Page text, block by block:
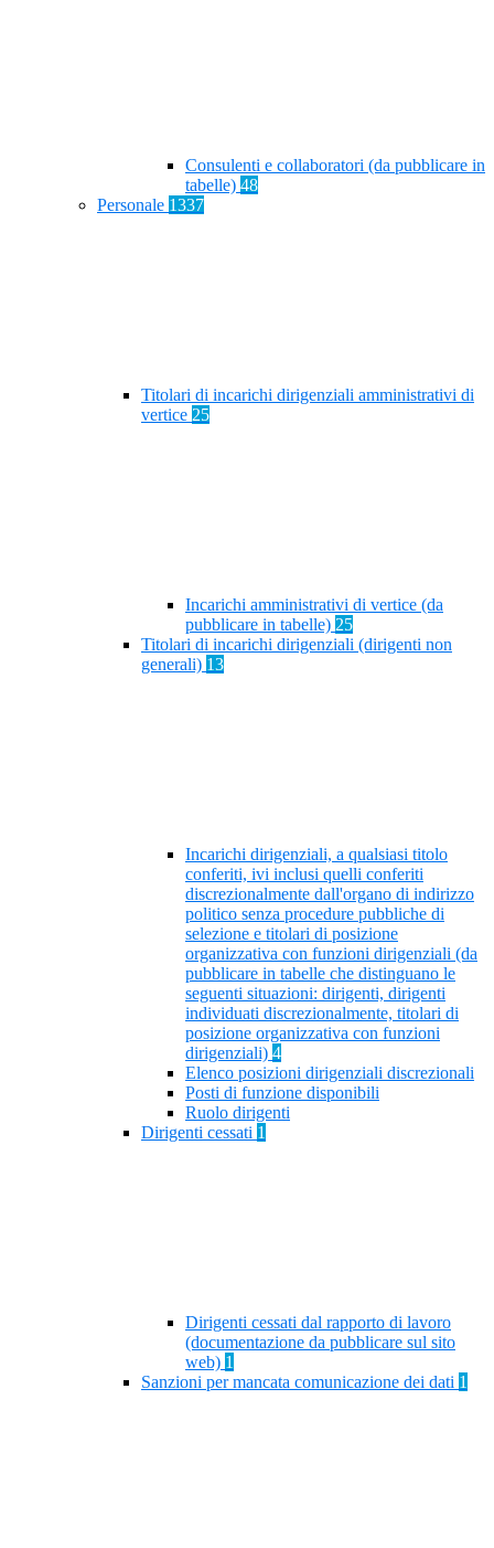
Consulenti e collaboratori (da pubblicare in
tabelle) 48
Personale 1337
Titolari di incarichi dirigenziali amministrativi di
vertice 25
Incarichi amministrativi di vertice (da
pubblicare in tabelle) 25
Titolari di incarichi dirigenziali (dirigenti non
generali) 13
Incarichi dirigenziali, a qualsiasi titolo
conferiti, ivi inclusi quelli conferiti
discrezionalmente dall'organo di indirizzo
politico senza procedure pubbliche di
selezione e titolari di posizione
organizzativa con funzioni dirigenziali (da
pubblicare in tabelle che distinguano le
seguenti situazioni: dirigenti, dirigenti
individuati discrezionalmente, titolari di
posizione organizzativa con funzioni
dirigenziali) 4
Elenco posizioni dirigenziali discrezionali
Posti di funzione disponibili
Ruolo dirigenti
Dirigenti cessati 1
Dirigenti cessati dal rapporto di lavoro
(documentazione da pubblicare sul sito
web) 1
Sanzioni per mancata comunicazione dei dati 1